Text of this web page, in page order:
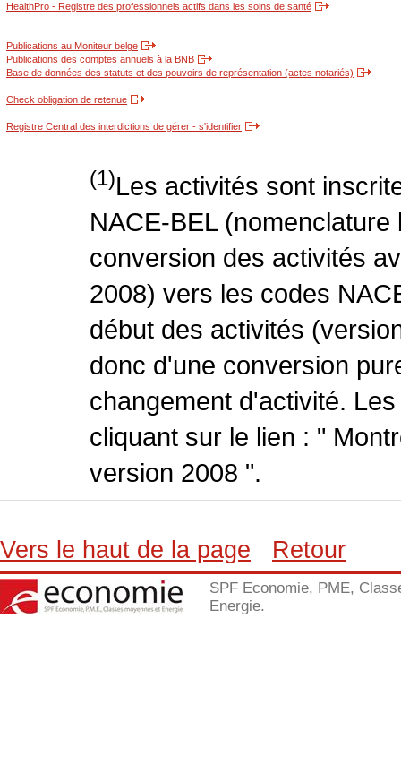
HealthPro - Registre des professionnels actifs dans les soins de santé
Publications au Moniteur belge
Publications des comptes annuels à la BNB
Base de données des statuts et des pouvoirs de représentation (actes notariés)
Check obligation de retenue
Registre Central des interdictions de gérer - s'identifier
(1)Les activités sont
NACE-BEL
conversion des activités
2008) vers les codes
début des activités
donc d'une conversion
changement d'activité.
cliquant sur le lien : "
version 2008 ".
Vers le haut de la page Retour
SPF Economie, PME,
Energie.